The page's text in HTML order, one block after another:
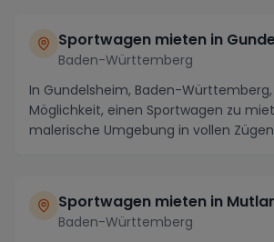
Sportwagen mieten in
Baden-Württemberg
In Gundelsheim, Baden-
Möglichkeit, einen Sportwagen zu
malerische Umgebung in vollen
Sportwagen mieten in
Baden-Württemberg